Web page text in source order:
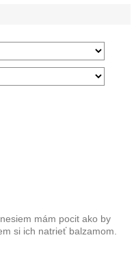
mám pocit ako by
si ich natrieť balzamom.